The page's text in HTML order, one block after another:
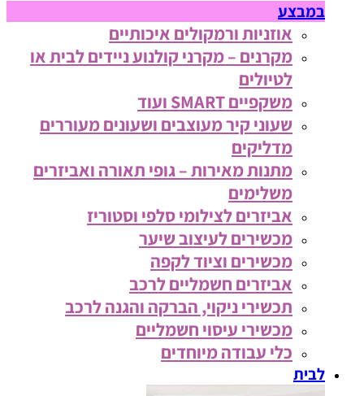
במבצע
אוזניות ורמקולים איכותיים
מקרנים – מקרני קולנוע ניידים לבית או
לטיולים
משקפיים SMART ועוד
שעוני קיר מעוצבים ושעונים מעוררים
מדליקים
מתנות מאירות – גופי תאורה ואביזרים
משלימים
אביזרים לצילומי סלפי וסטוריז
מכשירים לעיצוב שיער
מכשירים וציוד לקפה
אביזרים חשמליים לרכב
תכשירי ניקוי, הברקה והגנה לרכב
מכשירי עיסוי חשמליים
כלי עבודה מיוחדים
לבית